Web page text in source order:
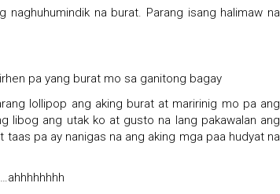
na burat. Parang isang halimaw na
pa yang burat mo sa ganitong bagay
lollipop ang aking burat at maririnig mo pa ang
libog ang utak ko at gusto na lang pakawalan ang
pa ay nanigas na ang aking mga paa hudyat na